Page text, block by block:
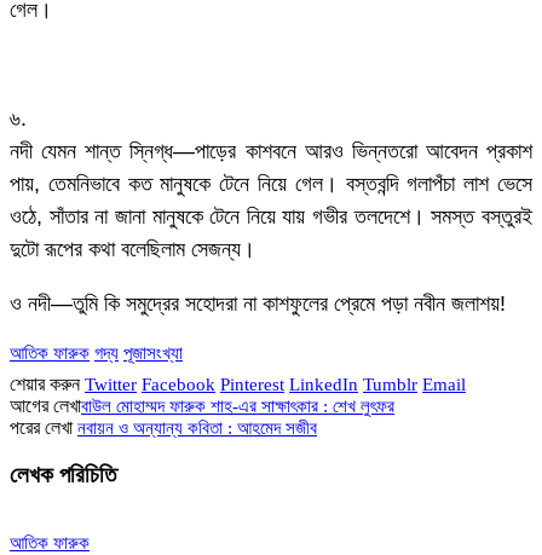
গেল।
৬.
নদী যেমন শান্ত স্নিগ্ধ—পাড়ের কাশবনে আরও ভিন্নতরো আবেদন প্রকাশ
পায়, তেমনিভাবে কত মানুষকে টেনে নিয়ে গেল। বস্তবন্দি গলাপঁচা লাশ ভেসে
ওঠে, সাঁতার না জানা মানুষকে টেনে নিয়ে যায় গভীর তলদেশে। সমস্ত বস্তুরই
দুটো রূপের কথা বলেছিলাম সেজন্য।
ও নদী—তুমি কি সমুদ্রের সহোদরা না কাশফুলের প্রেমে পড়া নবীন জলাশয়!
আতিক ফারুক গদ্য পূজাসংখ্যা
শেয়ার করুন Twitter Facebook Pinterest LinkedIn Tumblr Email
আগের লেখাবাউল মোহাম্মদ ফারুক শাহ-এর সাক্ষাৎকার : শেখ লুৎফর
পরের লেখা নবায়ন ও অন্যান্য কবিতা : আহমেদ সজীব
লেখক পরিচিতি
আতিক ফারুক